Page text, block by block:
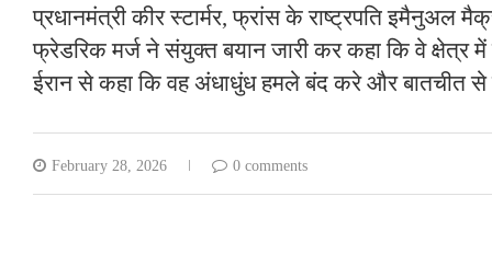
प्रधानमंत्री कीर स्टार्मर, फ्रांस के राष्ट्रपति इमैनुअल
फ्रेडरिक मर्ज ने संयुक्त बयान जारी कर कहा कि वे क्षेत्र में
ईरान से कहा कि वह अंधाधुंध हमले बंद करे और बातचीत से
February 28, 2026 0 comments